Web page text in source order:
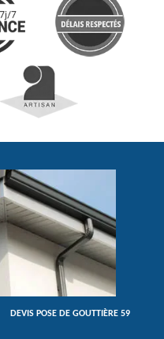
DEVIS POSE DE GOUTTIÈRE 59